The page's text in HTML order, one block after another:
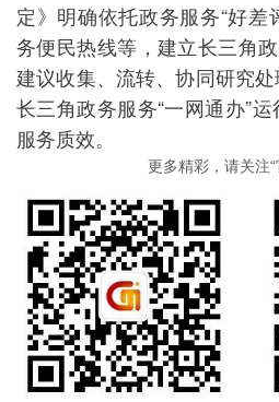
定》明确依托政务服务“好差
务便民热线等，建立长三角
建议收集、流转、协同研究
长三角政务服务“一网通办”
服务质效。
更多精彩，请关注“